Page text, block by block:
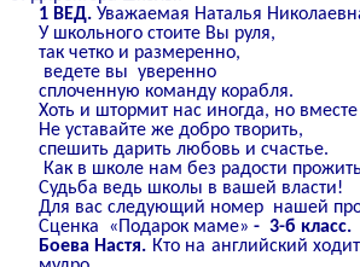
1 ВЕД. Уважаемая Наталья
У школьного стоите Вы руля,
так четко и размеренно,
ведете вы уверенно
сплоченную команду корабля.
Хоть и штормит нас иногда, но
Не уставайте же добро творить,
спешить дарить любовь и счастье.
Как в школе нам без радости
Судьба ведь школы в вашей власти!
Для вас следующий номер нашей
Сценка «Подарок маме» - 3-б класс.
Боева Настя. Кто на английский